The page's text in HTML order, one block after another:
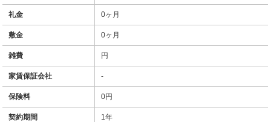
礼金 0ヶ月
敷金 0ヶ月
雑費 円
家賃保証会社 -
保険料 0円
契約期間 1年